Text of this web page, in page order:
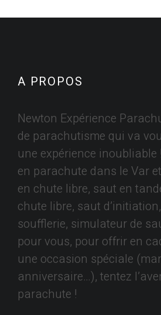
A PROPOS
Newton Expérience
de parachutisme qui va
une expérience inoubliable
en parachute dans le Var
en chute libre, saut en
chute libre, saut
soufflerie, simulateur de
pour vous, pour offrir en
une occasion spéciale
anniversaire…), tentez
parachute !